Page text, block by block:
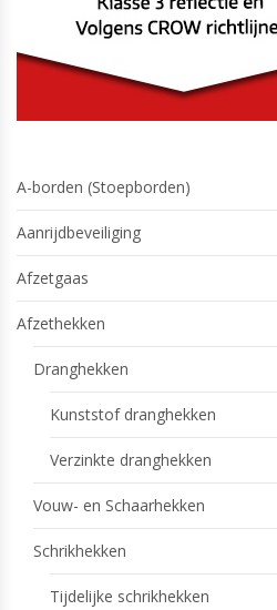
A-borden (Stoepborden)
Aanrijdbeveiliging
Afzetgaas
Afzethekken
Dranghekken
Kunststof dranghekken
Verzinkte dranghekken
Vouw- en Schaarhekken
Schrikhekken
Tijdelijke schrikhekken